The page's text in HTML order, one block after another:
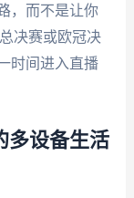
，而不是让你
决赛或欧冠决
时间进入直播
多设备生活